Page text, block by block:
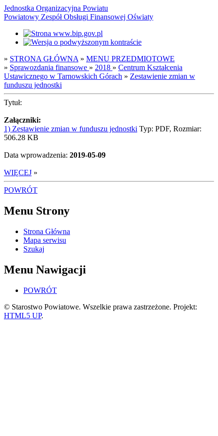
Jednostka Organizacyjna Powiatu
Powiatowy Zespół Obsługi Finansowej Oświaty
» STRONA GŁÓWNA » MENU PRZEDMIOTOWE
» Sprawozdania finansowe » 2018 » Centrum Kształcenia
Ustawicznego w Tarnowskich Górach » Zestawienie zmian w
funduszu jednostki
Tytuł:
Załączniki:
1) Zestawienie zmian w funduszu jednostki Typ: PDF, Rozmiar:
506.28 KB
Data wprowadzenia: 2019-05-09
WIĘCEJ »
POWRÓT
Menu Strony
Strona Główna
Mapa serwisu
Szukaj
Menu Nawigacji
POWRÓT
© Starostwo Powiatowe. Wszelkie prawa zastrzeżone. Projekt:
HTML5 UP.